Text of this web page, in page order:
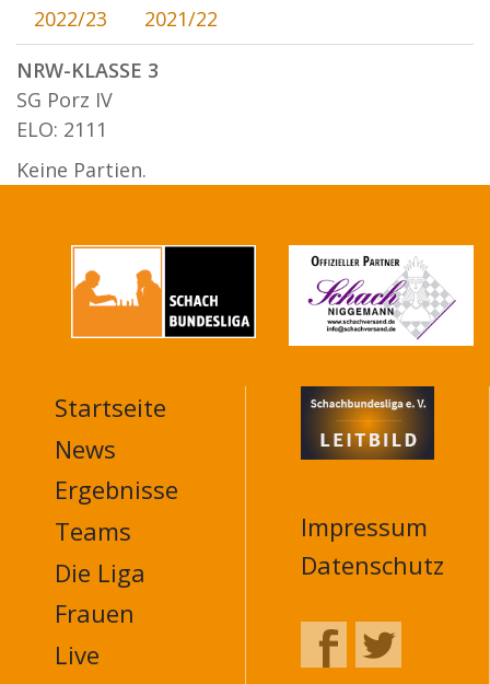
2022/23
2021/22
NRW-KLASSE 3
SG Porz IV
ELO: 2111
Keine Partien.
MAIN
NAVIGATION
FOOTER
Startseite
News
Ergebnisse
Teams
Die Liga
Frauen
Live
Impressum
Datenschutz